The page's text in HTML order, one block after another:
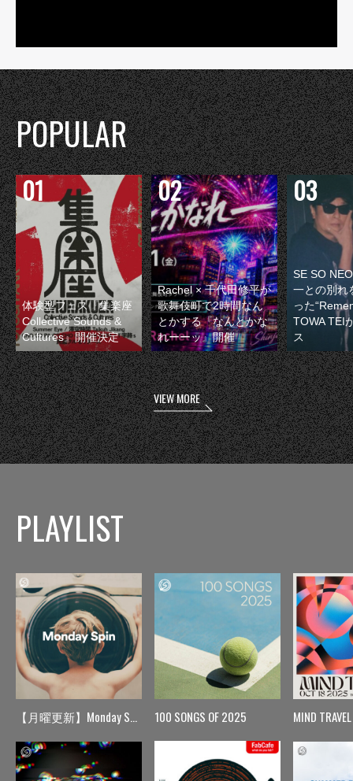
POPULAR
体験型フェス『集楽座
Collective Sounds &
Cultures』開催決定
Rachel × 千代田修平が
歌舞伎町で2時間なん
とかする『なんとかな
れーーッ』開催
SE SO
一との別れ
った
TOWA TEI
ス
VIEW MORE
PLAYLIST
【月曜更新】Monday Spin 100 SONGS OF 2025 MIND TRAVEL